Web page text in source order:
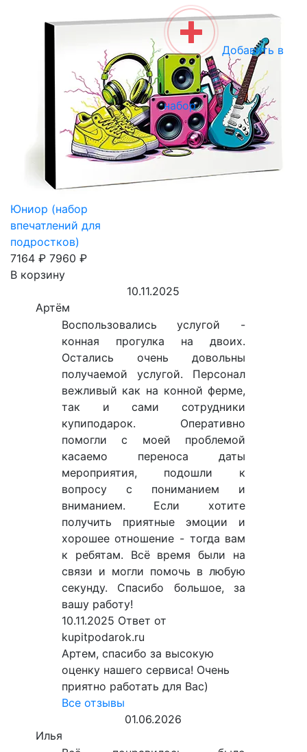
Юниор (набор
впечатлений для
подростков)
7164 ₽ 7960 ₽
В корзину
Добавить в
набор
10.11.2025
Артём
Воспользовались услугой -
конная прогулка на двоих.
Остались очень довольны
получаемой услугой. Персонал
вежливый как на конной ферме,
так и сами сотрудники
купиподарок. Оперативно
помогли с моей проблемой
касаемо переноса даты
мероприятия, подошли к
вопросу с пониманием и
вниманием. Если хотите
получить приятные эмоции и
хорошее отношение - тогда вам
к ребятам. Всё время были на
связи и могли помочь в любую
секунду. Спасибо большое, за
вашу работу!
10.11.2025 Ответ от
kupitpodarok.ru
Артем, спасибо за высокую
оценку нашего сервиса! Очень
приятно работать для Вас)
Все отзывы
01.06.2026
Илья